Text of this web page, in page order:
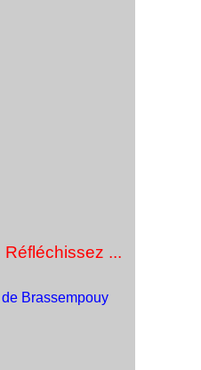
Réfléchissez ...